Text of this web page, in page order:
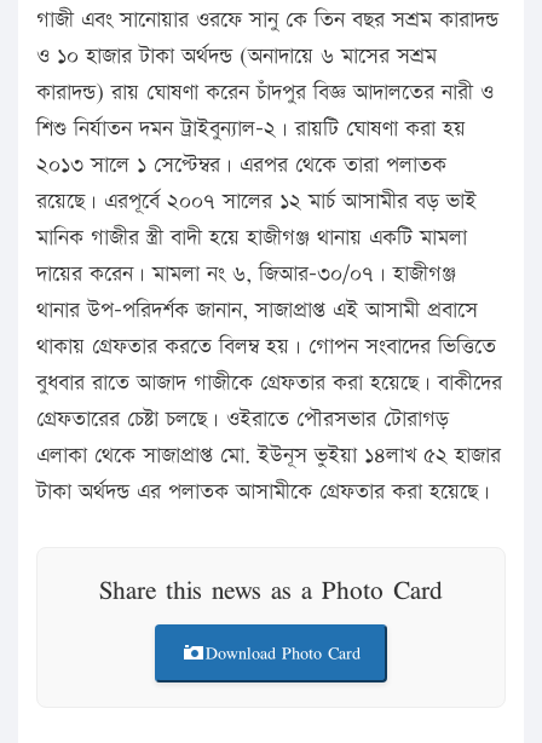
গাজী এবং সানোয়ার ওরফে সানু কে তিন বছর সশ্রম কারাদন্ড
ও ১০ হাজার টাকা অর্থদন্ড (অনাদায়ে ৬ মাসের সশ্রম
কারাদন্ড) রায় ঘোষণা করেন চাঁদপুর বিজ্ঞ আদালতের নারী ও
শিশু নির্যাতন দমন ট্রাইবুন্যাল-২। রায়টি ঘোষণা করা হয়
২০১৩ সালে ১ সেপ্টেম্বর। এরপর থেকে তারা পলাতক
রয়েছে। এরপূর্বে ২০০৭ সালের ১২ মার্চ আসামীর বড় ভাই
মানিক গাজীর স্ত্রী বাদী হয়ে হাজীগঞ্জ থানায় একটি মামলা
দায়ের করেন। মামলা নং ৬, জিআর-৩০/০৭। হাজীগঞ্জ
থানার উপ-পরিদর্শক জানান, সাজাপ্রাপ্ত এই আসামী প্রবাসে
থাকায় গ্রেফতার করতে বিলম্ব হয়। গোপন সংবাদের ভিত্তিতে
বুধবার রাতে আজাদ গাজীকে গ্রেফতার করা হয়েছে। বাকীদের
গ্রেফতারের চেষ্টা চলছে। ওইরাতে পৌরসভার টোরাগড়
এলাকা থেকে সাজাপ্রাপ্ত মো. ইউনূস ভুইয়া ১৪লাখ ৫২ হাজার
টাকা অর্থদন্ড এর পলাতক আসামীকে গ্রেফতার করা হয়েছে।
Share this news as a Photo Card
Download Photo Card